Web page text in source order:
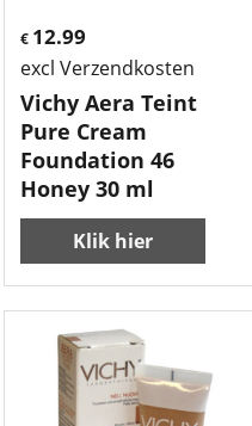
€ 12.99
excl Verzendkosten
Vichy Aera Teint
Pure Cream
Foundation 46
Honey 30 ml
Klik hier